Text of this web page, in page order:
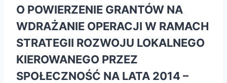
O POWIERZENIE GRANTÓW NA
WDRAŻANIE OPERACJI W RAMACH
STRATEGII ROZWOJU LOKALNEGO
KIEROWANEGO PRZEZ
SPOŁECZNOŚĆ NA LATA 2014 –